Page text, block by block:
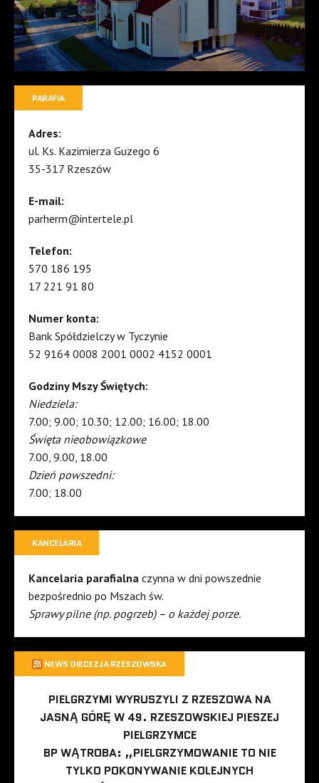
PARAFIA
Adres:
ul. Ks. Kazimierza Guzego 6
35-317 Rzeszów
E-mail:
parherm@intertele.pl
Telefon:
570 186 195
17 221 91 80
Numer konta:
Bank Spółdzielczy w Tyczynie
52 9164 0008 2001 0002 4152 0001
Godziny Mszy Świętych:
Niedziela:
7.00; 9.00; 10.30; 12.00; 16.00; 18.00
Święta nieobowiązkowe
7.00, 9.00, 18.00
Dzień powszedni:
7.00; 18.00
KANCELARIA
Kancelaria parafialna czynna w dni powszednie
bezpośrednio po Mszach św.
Sprawy pilne (np. pogrzeb) – o każdej porze.
NEWS DIECEZJA RZESZOWSKA
PIELGRZYMI WYRUSZYLI Z RZESZOWA NA
JASNĄ GÓRĘ W 49. RZESZOWSKIEJ PIESZEJ
PIELGRZYMCE
BP WĄTROBA: „PIELGRZYMOWANIE TO NIE
TYLKO POKONYWANIE KOLEJNYCH